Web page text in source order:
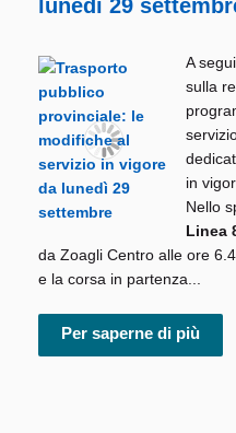
lunedì 29
A
sulla
in
Nello
Linea
da Zoagli Centro alle ore
e la corsa in partenza...
Per saperne di più